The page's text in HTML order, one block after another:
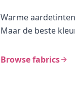
Warme
Maar de beste
Browse fabrics